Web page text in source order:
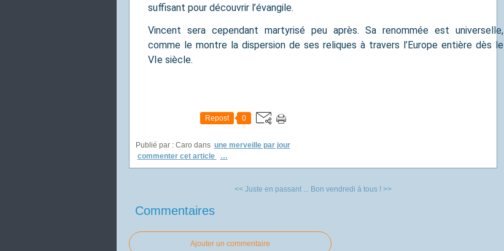
suffisant pour découvrir l’évangile.
Vincent sera cependant martyrisé peu après. Sa renommée est universelle,
comme le montre la dispersion de ses reliques à travers l’Europe entière dès le
VIe siècle.
Repost 0
Publié par : Caro dans une merveille par jour
commenter cet article
…
<< Juste en passant ... Bon vendredi à tous ! >>
Commentaires
Ajouter un commentaire